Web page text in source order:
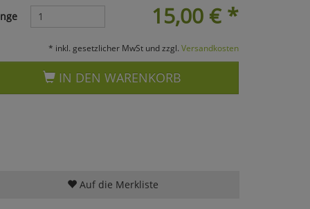
15,00 €*
* inkl. gesetzlicher MwSt und zzgl. Versandkosten
IN DEN WARENKORB
Auf die Merkliste